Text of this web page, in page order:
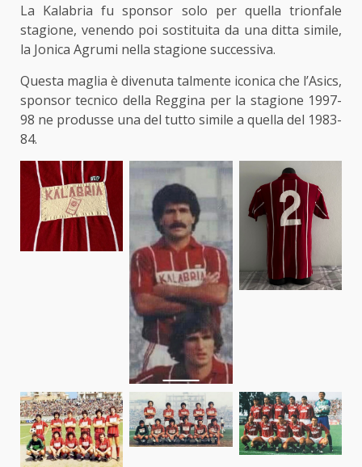
La Kalabria fu sponsor solo per quella trionfale
stagione, venendo poi sostituita da una ditta simile,
la Jonica Agrumi nella stagione successiva.
Questa maglia è divenuta talmente iconica che l’Asics,
sponsor tecnico della Reggina per la stagione 1997-
98 ne produsse una del tutto simile a quella del 1983-
84.